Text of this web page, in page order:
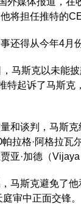
将担任推特的
得从今年4月份
斯克以未能披
特起诉了马斯克
谈判，马斯克
拉格·阿格拉瓦
亚·加德（
斯克避免了他
审中正面交锋。